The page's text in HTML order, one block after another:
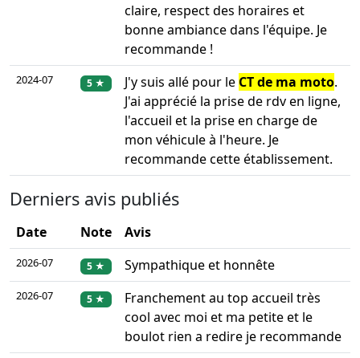
claire, respect des horaires et
bonne ambiance dans l'équipe. Je
recommande !
2024-07 5 ★ J'y suis allé pour le CT de ma moto.
J'ai apprécié la prise de rdv en ligne,
l'accueil et la prise en charge de
mon véhicule à l'heure. Je
recommande cette établissement.
Derniers avis publiés
Date Note Avis
2026-07 5 ★ Sympathique et honnête
2026-07 5 ★
Franchement au top accueil très
cool avec moi et ma petite et le
boulot rien a redire je recommande